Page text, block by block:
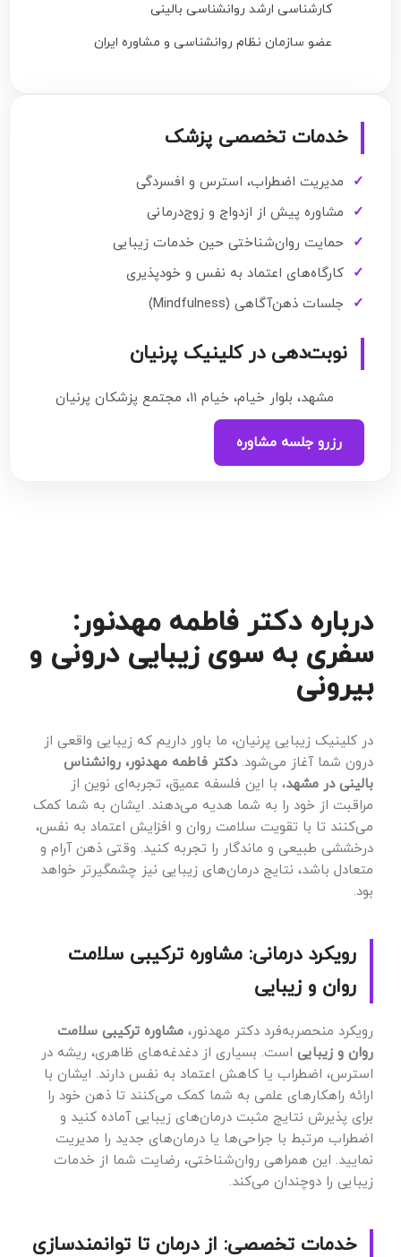
کارشناسی ارشد روانشناسی بالینی
عضو سازمان نظام روانشناسی و مشاوره ایران
خدمات تخصصی پزشک
مدیریت اضطراب، استرس و افسردگی
مشاوره پیش از ازدواج و زوج‌درمانی
حمایت روان‌شناختی حین خدمات زیبایی
کارگاه‌های اعتماد به نفس و خودپذیری
جلسات ذهن‌آگاهی (Mindfulness)
نوبت‌دهی در کلینیک پرنیان
مشهد، بلوار خیام، خیام ۱۱، مجتمع پزشکان پرنیان
رزرو جلسه مشاوره
درباره دکتر فاطمه مهدنور:
سفری به سوی زیبایی درونی و
بیرونی
در کلینیک زیبایی پرنیان، ما باور داریم که زیبایی واقعی از
درون شما آغاز می‌شود.دکتر فاطمه مهدنور، روانشناس
بالینی در مشهد، با این فلسفه عمیق، تجربه‌ای نوین از
مراقبت از خود را به شما هدیه می‌دهند. ایشان به شما کمک
می‌کنند تا با تقویت سلامت روان و افزایش اعتماد به نفس،
درخششی طبیعی و ماندگار را تجربه کنید. وقتی ذهن آرام و
متعادل باشد، نتایج درمان‌های زیبایی نیز چشمگیرتر خواهد
بود.
رویکرد درمانی: مشاوره ترکیبی سلامت
روان و زیبایی
رویکرد منحصربه‌فرد دکتر مهدنور،مشاوره ترکیبی سلامت
روان و زیبایی است. بسیاری از دغدغه‌های ظاهری، ریشه در
استرس، اضطراب یا کاهش اعتماد به نفس دارند. ایشان با
ارائه راهکارهای علمی به شما کمک می‌کنند تا ذهن خود را
برای پذیرش نتایج مثبت درمان‌های زیبایی آماده کنید و
اضطراب مرتبط با جراحی‌ها یا درمان‌های جدید را مدیریت
نمایید. این همراهی روان‌شناختی، رضایت شما از خدمات
زیبایی را دوچندان می‌کند.
خدمات تخصصی: از درمان تا توانمندسازی